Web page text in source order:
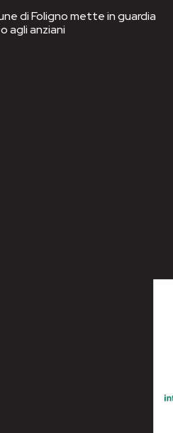
di Foligno mette in guardia
agli anziani